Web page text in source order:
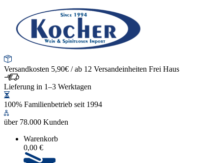
Versandkosten 5,90€ / ab 12 Versandeinheiten Frei Haus
Lieferung in 1–3 Werktagen
100% Familienbetrieb seit 1994
über 78.000 Kunden
Warenkorb
0,00 €